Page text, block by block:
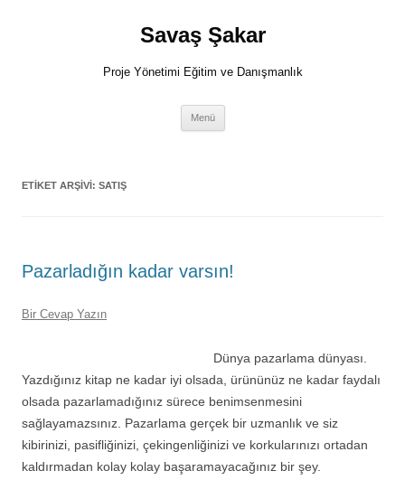
Savaş Şakar
Proje Yönetimi Eğitim ve Danışmanlık
Menü
ETIKET ARŞIVI: SATIŞ
Pazarladığın kadar varsın!
Bir Cevap Yazın
Dünya pazarlama dünyası.
Yazdığınız kitap ne kadar iyi olsada, ürününüz ne kadar faydalı
olsada pazarlamadığınız sürece benimsenmesini
sağlayamazsınız. Pazarlama gerçek bir uzmanlık ve siz
kibirinizi, pasifliğinizi, çekingenliğinizi ve korkularınızı ortadan
kaldırmadan kolay kolay başaramayacağınız bir şey.